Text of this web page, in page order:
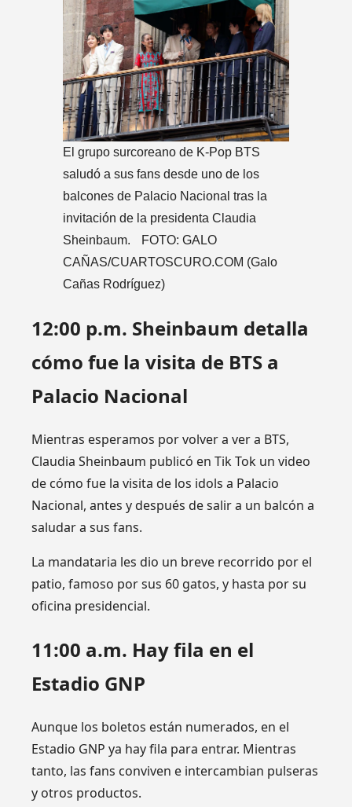
El grupo surcoreano de K-Pop BTS
saludó a sus fans desde uno de los
balcones de Palacio Nacional tras la
invitación de la presidenta Claudia
Sheinbaum. FOTO: GALO
CAÑAS/CUARTOSCURO.COM (Galo
Cañas Rodríguez)
12:00 p.m. Sheinbaum detalla
cómo fue la visita de BTS a
Palacio Nacional
Mientras esperamos por volver a ver a BTS,
Claudia Sheinbaum publicó en Tik Tok un video
de cómo fue la visita de los idols a Palacio
Nacional, antes y después de salir a un balcón a
saludar a sus fans.
La mandataria les dio un breve recorrido por el
patio, famoso por sus 60 gatos, y hasta por su
oficina presidencial.
11:00 a.m. Hay fila en el
Estadio GNP
Aunque los boletos están numerados, en el
Estadio GNP ya hay fila para entrar. Mientras
tanto, las fans conviven e intercambian pulseras
y otros productos.